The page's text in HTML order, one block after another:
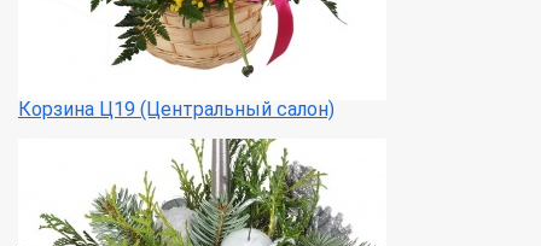
Корзина Ц19 (Центральный салон)